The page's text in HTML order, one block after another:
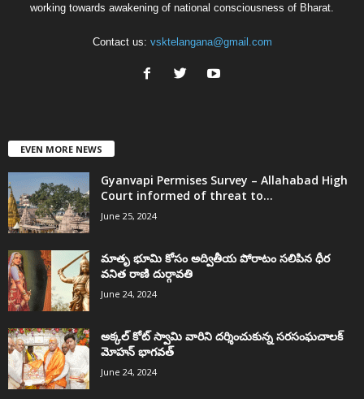
working towards awakening of national consciousness of Bharat.
Contact us: vsktelangana@gmail.com
EVEN MORE NEWS
Gyanvapi Permises Survey – Allahabad High
Court informed of threat to...
June 25, 2024
మాతృ భూమి కోసం అద్వితీయ పోరాటం సలిపిన ధీర
వనిత రాణి దుర్గావతి
June 24, 2024
అక్కల్‌ కోట్‌ స్వామి వారిని దర్శించుకున్న సరసంఘచాలక్
మోహన్ భాగవత్
June 24, 2024